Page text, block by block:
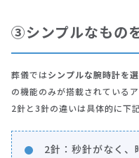
③シンプルなもの
葬儀ではシンプルな腕時計を
の機能のみが搭載されている
2針と3針の違いは具体的に下
2針：秒針がなく、